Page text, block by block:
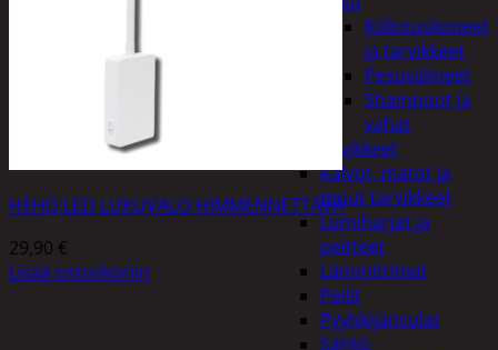
Kiillotuskoneet
ja tarvikkeet
Pesuvälineet
Shampoot ja
vahat
Autotarvikkeet
Kalvot, matot ja
muut tarvikkeet
Lumiharjat ja
peitteet
Lämmittimet
Peilit
Pyyhkijänsulat
Sähkö
HEHQ LED LUKUVALO HIMMENNETTÄVÄ
29,90 €
Lisää ostoskoriin